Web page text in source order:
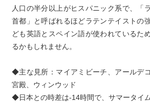
人口の半分以上がヒスパニック系で、「
首都」と呼ばれるほどラテンテイストの
ども英語とスペイン語が使われているた
るかもしれません。
◆主な見所：マイアミビーチ、アールデ
宮殿、ウィンウッド
◆日本との時差は-14時間で、サマータイ